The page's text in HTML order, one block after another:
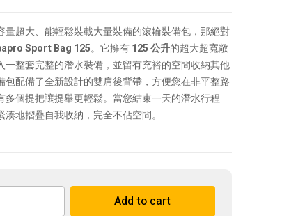
is:
$1,530.
量超大、能輕鬆裝載大量裝備的滾輪裝備包，那絕對
Sport Bag 125。它擁有125 公升的超大超寬敞
一整套完整的潛水裝備，並留有充裕的空間收納其他
包配備了全新設計的雙肩後背帶，方便您在非平整路
多個提把讓提舉更輕鬆。當您結束一天的潛水行程
地摺疊自我收納，完全不佔空間。
Add to cart